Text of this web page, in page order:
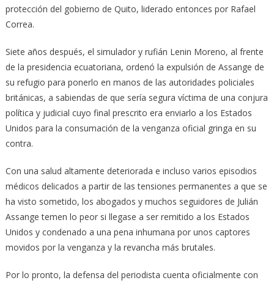
protección del gobierno de Quito, liderado entonces por Rafael
Correa.
Siete años después, el simulador y rufián Lenin Moreno, al frente
de la presidencia ecuatoriana, ordenó la expulsión de Assange de
su refugio para ponerlo en manos de las autoridades policiales
británicas, a sabiendas de que sería segura víctima de una conjura
política y judicial cuyo final prescrito era enviarlo a los Estados
Unidos para la consumación de la venganza oficial gringa en su
contra.
Con una salud altamente deteriorada e incluso varios episodios
médicos delicados a partir de las tensiones permanentes a que se
ha visto sometido, los abogados y muchos seguidores de Julián
Assange temen lo peor si llegase a ser remitido a los Estados
Unidos y condenado a una pena inhumana por unos captores
movidos por la venganza y la revancha más brutales.
Por lo pronto, la defensa del periodista cuenta oficialmente con